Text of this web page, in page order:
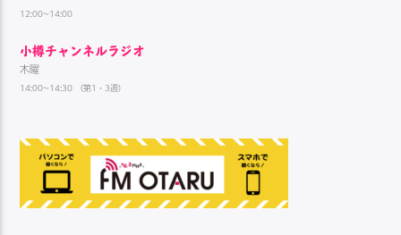
12:00~14:00
小樽チャンネルラジオ
木曜
14:00~14:30 （第1・3週）